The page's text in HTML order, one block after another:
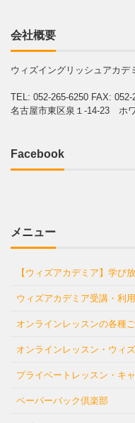
会社概要
ウィズイングリッシュアカデ
TEL: 052-265-6250 FAX: 052-
名古屋市東区泉１-14-23 ホ
Facebook
メニュー
【ウィズアカデミア】学び
ウィズアカデミア受講・利
オンラインレッスンの各種
オンラインレッスン・ウィ
プライベートレッスン・キ
ペーパーバック倶楽部